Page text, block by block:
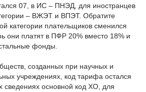
07, в ИС – ПНЭД, для иностранцев
– ВЖЭТ и ВПЭТ. Обратите
категории плательщиков сменился
они платят в ПФР 20% вместо 18% и
фонды.
созданных при научных и
учреждениях, код тарифа остался
сведениях основной код ХО, для